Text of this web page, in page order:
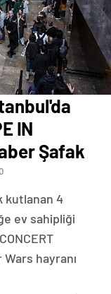
IN
Şafak
kutlanan 4
ev sahipliği
hayranı